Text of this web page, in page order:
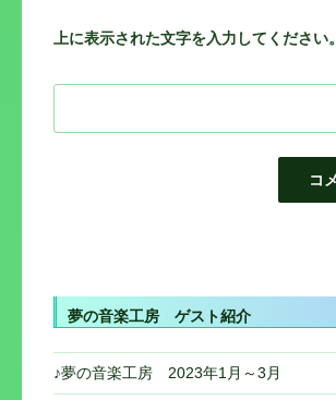
上に表示された文字を入力してください。
投
稿
ナ
ビ
夢の音楽工房 ゲスト紹介
♪夢の音楽工房 2023年1月～3月